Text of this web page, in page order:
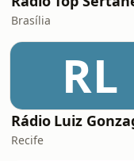
Brasília
RL
Rádio Luiz
Recife